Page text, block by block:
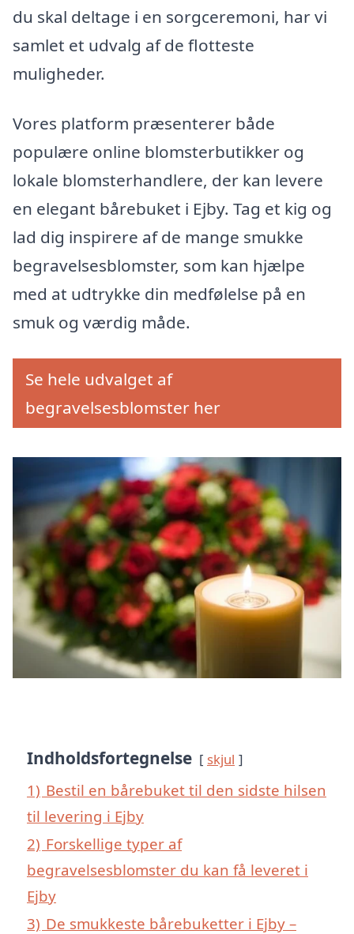
du skal deltage i en sorgceremoni, har vi
samlet et udvalg af de flotteste
muligheder.
Vores platform præsenterer både
populære online blomsterbutikker og
lokale blomsterhandlere, der kan levere
en elegant bårebuket i Ejby. Tag et kig og
lad dig inspirere af de mange smukke
begravelsesblomster, som kan hjælpe
med at udtrykke din medfølelse på en
smuk og værdig måde.
Se hele udvalget af
begravelsesblomster her
Indholdsfortegnelse skjul
1) Bestil en bårebuket til den sidste hilsen
til levering i Ejby
2) Forskellige typer af
begravelsesblomster du kan få leveret i
Ejby
3) De smukkeste bårebuketter i Ejby –